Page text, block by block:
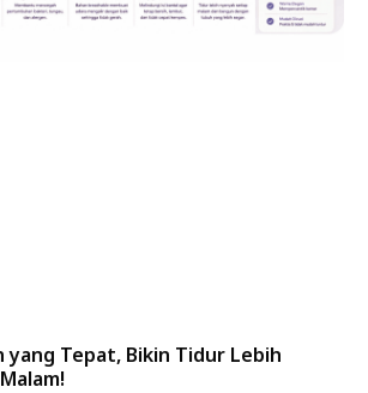
yang Tepat, Bikin Tidur Lebih